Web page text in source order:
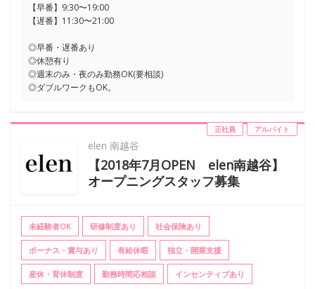
【早番】9:30〜19:00
【遅番】11:30〜21:00
◎早番・遅番あり
◎休憩有り
◎週末のみ・夜のみ勤務OK(要相談)
◎ダブルワークもOK。
正社員 アルバイト
elen 南越谷
【2018年7月OPEN elen南越谷】
オープニングスタッフ募集
未経験者OK 研修制度あり 社会保険あり
ボーナス・賞与あり 有給休暇 独立・開業支援
産休・育休制度 勤務時間応相談 インセンティブあり